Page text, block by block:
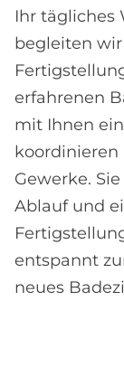
Ihr tägliches
begleiten wir
erfahrenen
mit Ihnen
koordinieren
Gewerke.
Ablauf und
entspannt
neues